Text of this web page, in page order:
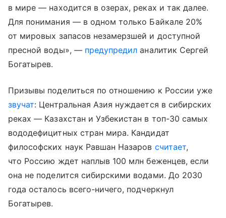
в мире — находится в озерах, реках и так далее.
Для понимания — в одном только Байкале 20%
от мировых запасов незамерзшей и доступной
пресной воды», — предупредил аналитик Сергей
Богатырев.
Призывы поделиться по отношению к России уже
звучат: Центральная Азия нуждается в сибирских
реках — Казахстан и Узбекистан в топ-30 самых
вододефицитных стран мира. Кандидат
философских наук Равшан Назаров считает,
что Россию ждет наплыв 100 млн беженцев, если
она не поделится сибирскими водами. До 2030
года осталось всего-ничего, подчеркнул
Богатырев.